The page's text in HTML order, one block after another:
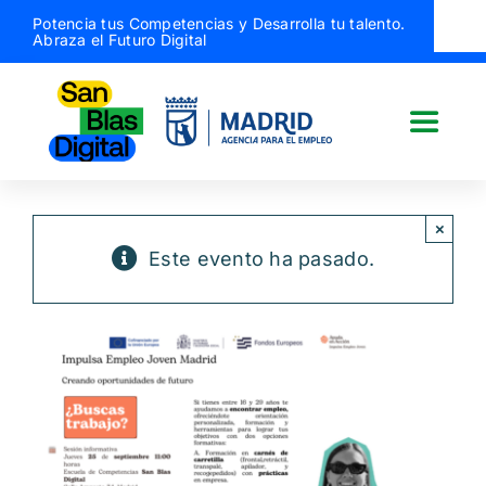
Saltar
contenido
Potencia tus Competencias y Desarrolla tu talento.
Abraza el Futuro Digital
Toggle
Quiénes somos
¿Qué hacemos?
Actividades
Este evento ha pasado.
×